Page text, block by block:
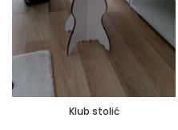
Klub stolić